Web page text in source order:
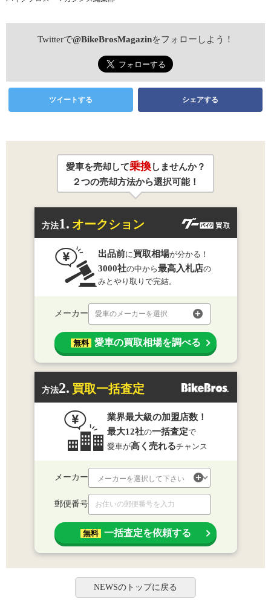
Twitterで@BikeBrosMagazinをフォローしよう！
ツイートする シェアする
愛車を売却して乗換しませんか？
２つの売却方法から選択可能！
方法1. オークション
出品前に 買取相場が分かる！
3000社の中から最高入札店の
みとやり取りで完結。
メーカー 愛車のメーカーを選択
無料 愛車の買取相場を調べる
方法2. 買取一括査定
業界最大級の加盟店数！
最大12社の一括査定で
愛車が高く売れるチャンス
メーカー
郵便番号
無料 一括査定を依頼する
NEWSのトップに戻る